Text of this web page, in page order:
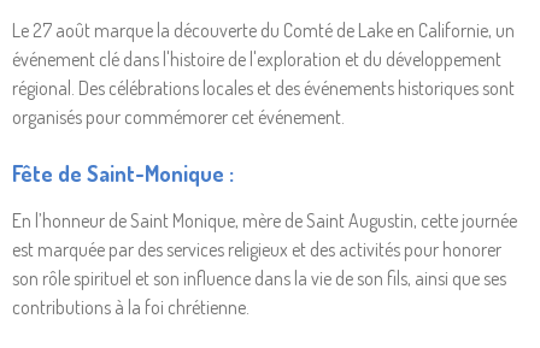
Le 27 août marque la découverte du Comté de Lake en Californie, un
événement clé dans l'histoire de l'exploration et du développement
régional. Des célébrations locales et des événements historiques sont
organisés pour commémorer cet événement.
Fête de Saint-Monique :
En l’honneur de Saint Monique, mère de Saint Augustin, cette journée
est marquée par des services religieux et des activités pour honorer
son rôle spirituel et son influence dans la vie de son fils, ainsi que ses
contributions à la foi chrétienne.